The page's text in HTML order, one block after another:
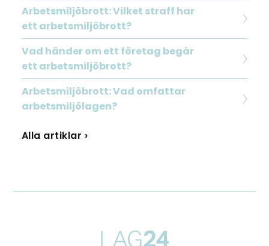
Arbetsmiljöbrott: Vilket straff har
ett arbetsmiljöbrott?
Vad händer om ett företag begår
ett arbetsmiljöbrott?
Arbetsmiljöbrott: Vad omfattar
arbetsmiljölagen?
Alla artiklar ›